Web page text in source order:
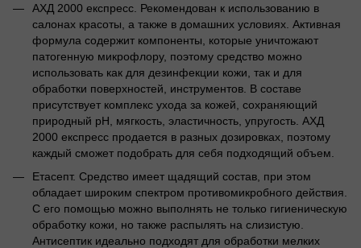
АХД 2000 експресс. Рекомендован к использованию в
салонах красоты, а также в домашних условиях. Активная
формула содержит компоненты, которые уничтожают
патогенную микрофлору, поэтому средство можно
использовать как для дезинфекции кожи, так и для
обработки поверхностей, инструментов. В составе
присутствует комплекс ухода за кожей, сохраняющий
природный рН, мягкость, эластичность, упругость. АХД
2000 експресс продается в разных дозировках, поэтому
каждый сможет подобрать для себя подходящий объем.
Етасепт. Средство имеет щадящий состав, при этом
обладает широким спектром противомикробного действия.
С его помощью можно выполнять не только гигиеническую
обработку кожи, но также распылять на слизистую.
Антисептик идеально подходят для обработки мелких